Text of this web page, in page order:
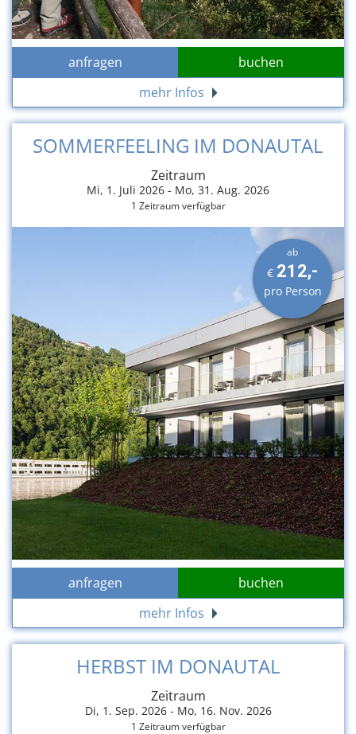
anfragen
buchen
mehr Infos
SOMMERFEELING IM DONAUTAL
Zeitraum
Mi, 1. Juli 2026 - Mo, 31. Aug. 2026
1 Zeitraum verfügbar
ab
€ 212,-
pro Person
anfragen
buchen
mehr Infos
HERBST IM DONAUTAL
Zeitraum
Di, 1. Sep. 2026 - Mo, 16. Nov. 2026
1 Zeitraum verfügbar